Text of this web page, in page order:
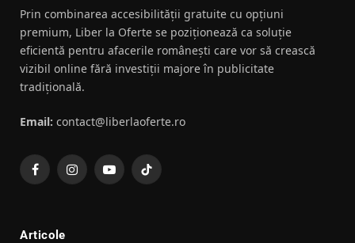
Prin combinarea accesibilității gratuite cu opțiuni
premium, Liber la Oferte se poziționează ca soluție
eficientă pentru afacerile românești care vor să crească
vizibil online fără investiții majore în publicitate
tradițională.
Email: contact@liberlaoferte.ro
FacebookInstagramYouTubeTikTok
Articole